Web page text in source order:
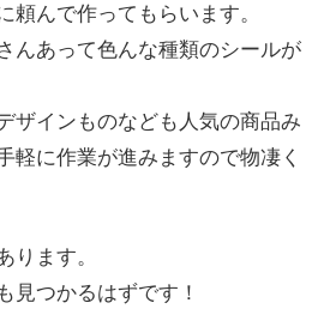
頼んで作ってもらいます。
んあって色んな種類のシールが
ザインものなども人気の商品み
軽に作業が進みますので物凄く
ります。
見つかるはずです！